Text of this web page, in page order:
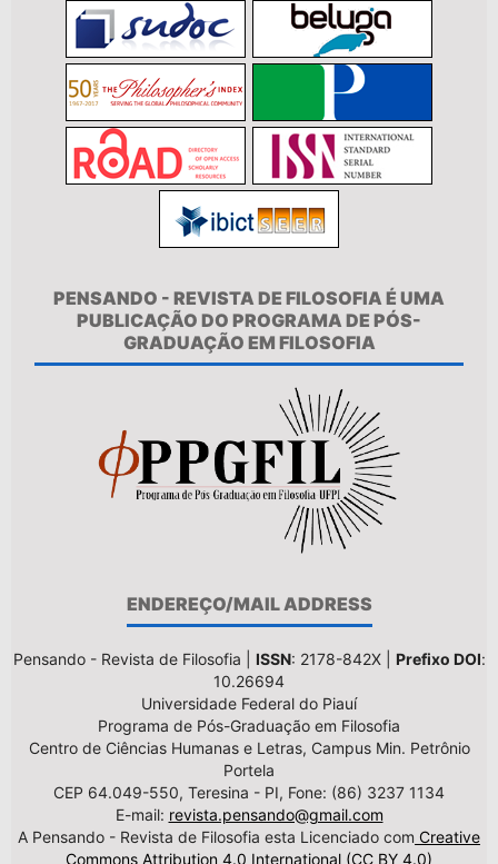
PENSANDO - REVISTA DE FILOSOFIA É UMA
PUBLICAÇÃO DO PROGRAMA DE PÓS-
GRADUAÇÃO EM FILOSOFIA
ENDEREÇO/MAIL ADDRESS
Pensando - Revista de Filosofia | ISSN: 2178-842X | Prefixo DOI:
10.26694
Universidade Federal do Piauí
Programa de Pós-Graduação em Filosofia
Centro de Ciências Humanas e Letras, Campus Min. Petrônio
Portela
CEP 64.049-550, Teresina - PI, Fone: (86) 3237 1134
E-mail: revista.pensando@gmail.com
A Pensando - Revista de Filosofia esta Licenciado com Creative
Commons Attribution 4.0 International (CC BY 4.0)